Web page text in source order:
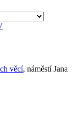
věcí, náměstí Jana